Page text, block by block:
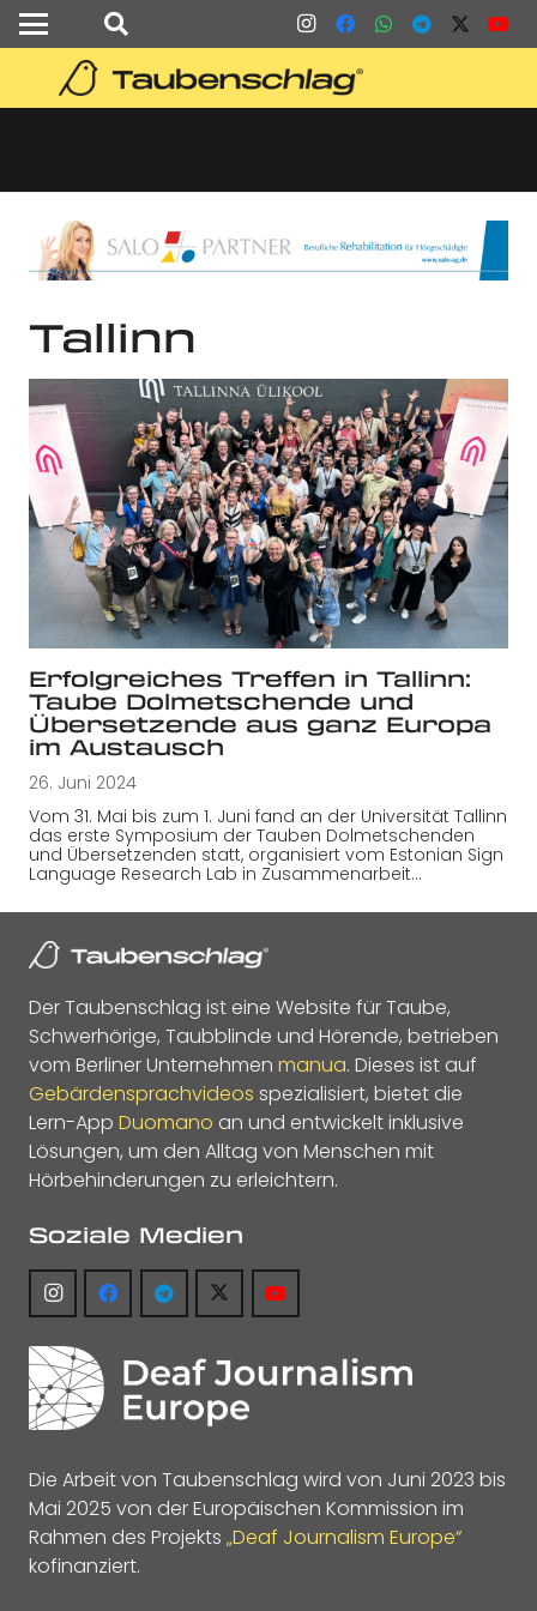
Tallinn
Erfolgreiches Treffen in Tallinn:
Taube Dolmetschende und
Übersetzende aus ganz Europa
im Austausch
26. Juni 2024
Vom 31. Mai bis zum 1. Juni fand an der Universität Tallinn
das erste Symposium der Tauben Dolmetschenden
und Übersetzenden statt, organisiert vom Estonian Sign
Language Research Lab in Zusammenarbeit…
Der Taubenschlag ist eine Website für Taube,
Schwerhörige, Taubblinde und Hörende, betrieben
vom Berliner Unternehmen manua. Dieses ist auf
Gebärdensprachvideos spezialisiert, bietet die
Lern-App Duomano an und entwickelt inklusive
Lösungen, um den Alltag von Menschen mit
Hörbehinderungen zu erleichtern.
Soziale Medien
Die Arbeit von Taubenschlag wird von Juni 2023 bis
Mai 2025 von der Europäischen Kommission im
Rahmen des Projekts „Deaf Journalism Europe“
kofinanziert.